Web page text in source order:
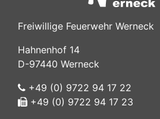
Freiwillige Feuerwehr Werneck
Hahnenhof 14
D-97440 Werneck
+49 (0) 9722 94 17 22
+49 (0) 9722 94 17 23